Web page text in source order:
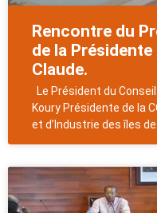
Rencontre du
de la Présidente
Claude.
Le Président du
Koury Présidente de la
et d’Industrie des îles